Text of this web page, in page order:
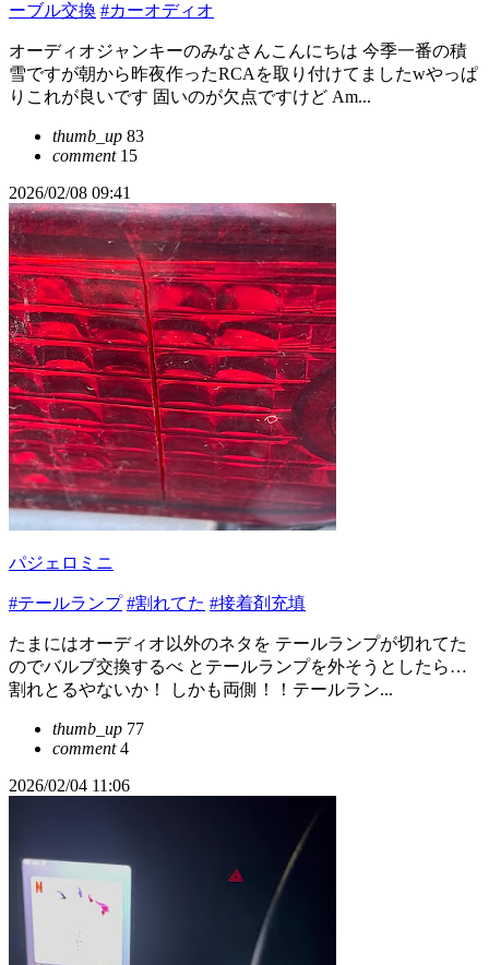
ーブル交換 #カーオディオ
オーディオジャンキーのみなさんこんにちは 今季一番の積
雪ですが朝から昨夜作ったRCAを取り付けてましたwやっぱ
りこれが良いです 固いのが欠点ですけど Am...
thumb_up 83
comment15
2026/02/08 09:41
パジェロミニ
#テールランプ #割れてた #接着剤充填
たまにはオーディオ以外のネタを テールランプが切れてた
のでバルブ交換するべ とテールランプを外そうとしたら…
割れとるやないか！ しかも両側！！テールラン...
thumb_up 77
comment4
2026/02/04 11:06